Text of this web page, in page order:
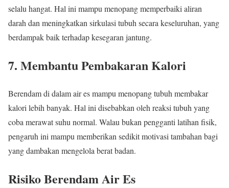
selalu hangat. Hal ini mampu menopang memperbaiki aliran
darah dan meningkatkan sirkulasi tubuh secara keseluruhan, yang
berdampak baik terhadap kesegaran jantung.
7. Membantu Pembakaran Kalori
Berendam di dalam air es mampu menopang tubuh membakar
kalori lebih banyak. Hal ini disebabkan oleh reaksi tubuh yang
coba merawat suhu normal. Walau bukan pengganti latihan fisik,
pengaruh ini mampu memberikan sedikit motivasi tambahan bagi
yang dambakan mengelola berat badan.
Risiko Berendam Air Es